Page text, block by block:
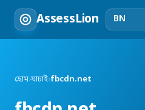
AssessLion
হোম›যাচাই›fbcdn.net